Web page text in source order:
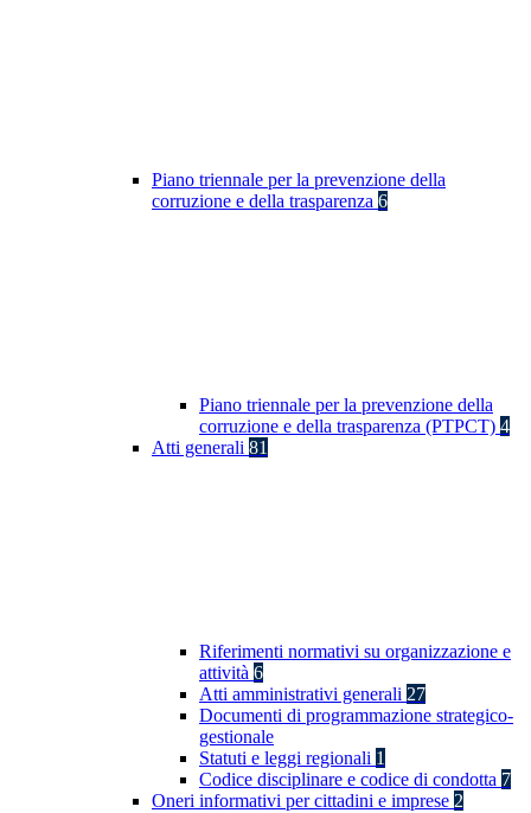
Piano triennale per la prevenzione della
corruzione e della trasparenza 6
Piano triennale per la prevenzione della
corruzione e della trasparenza (PTPCT) 4
Atti generali 81
Riferimenti normativi su organizzazione e
attività 6
Atti amministrativi generali 27
Documenti di programmazione strategico-
gestionale
Statuti e leggi regionali 1
Codice disciplinare e codice di condotta 7
Oneri informativi per cittadini e imprese 2